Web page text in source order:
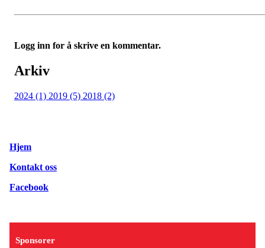
Logg inn for å skrive en kommentar.
Arkiv
2024 (1) 2019 (5) 2018 (2)
Hjem
Kontakt oss
Facebook
Sponsorer